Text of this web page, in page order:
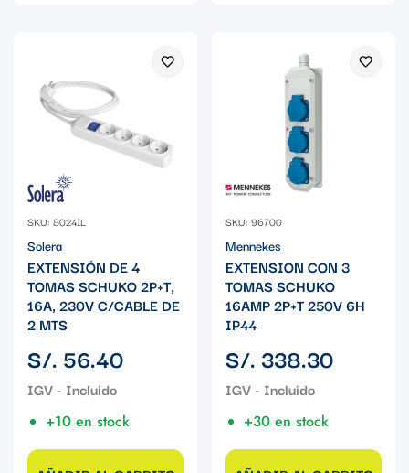
SKU: 8024IL
Solera
EXTENSIÓN DE 4
TOMAS SCHUKO 2P+T,
16A, 230V C/CABLE DE
2 MTS
Precio
regular
S/. 56.40
+10 en stock
SKU: 96700
Mennekes
EXTENSION CON 3
TOMAS SCHUKO
16AMP 2P+T 250V 6H
IP44
Precio
regular
S/. 338.30
+30 en stock